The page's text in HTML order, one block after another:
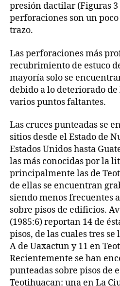
presión dactilar (Figuras 3
perforaciones son un
trazo.
Las perforaciones más
recubrimiento de estuco
mayoría solo se
debido a lo deteriorado
varios puntos faltantes.
Las cruces punteadas se
sitios desde el Estado de
Estados Unidos hasta
las más conocidas por la
principalmente las de
de ellas se encuentran
siendo menos frecuentes
sobre pisos de edificios.
(1985:6) reportan 14 de
pisos, de las cuales tres
A de Uaxactun y 11 en
Recientemente se han
punteadas sobre pisos de
Teotihuacan: una en La